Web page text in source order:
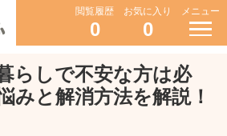
閲覧履歴
0
お気に入り
0
メニュー
らしで不安な方は必
みと解消方法を解説！